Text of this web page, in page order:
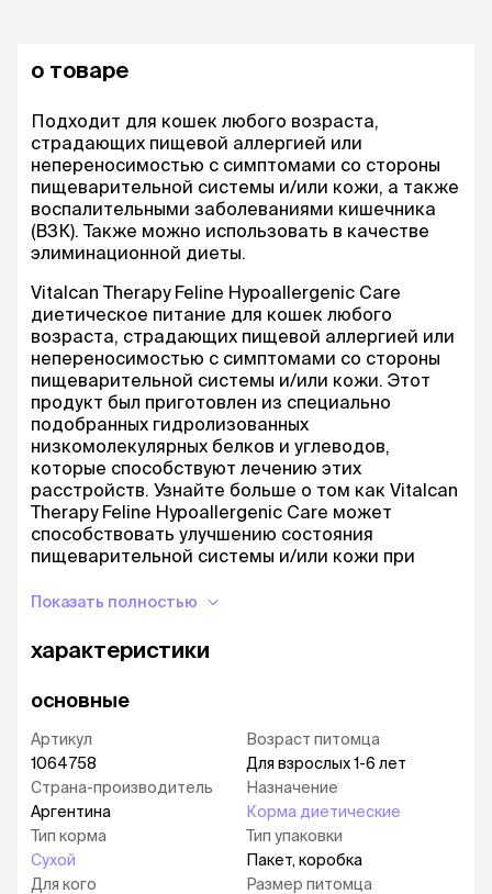
о товаре
Подходит для кошек любого возраста,
страдающих пищевой аллергией или
непереносимостью с симптомами со стороны
пищеварительной системы и/или кожи, а также
воспалительными заболеваниями кишечника
(ВЗК). Также можно использовать в качестве
элиминационной диеты.
Vitalcan Therapy Feline Hypoallergenic Care
диетическое питание для кошек любого
возраста, страдающих пищевой аллергией или
непереносимостью с симптомами со стороны
пищеварительной системы и/или кожи. Этот
продукт был приготовлен из специально
подобранных гидролизованных
низкомолекулярных белков и углеводов,
которые способствуют лечению этих
расстройств. Узнайте больше о том как Vitalcan
Therapy Feline Hypoallergenic Care может
способствовать улучшению состояния
пищеварительной системы и/или кожи при
способствует контролю аллергических
легкоусвояемые углеводы, такие как
картофельный крахмал и крахмал маниоки.
Омега-3 Плюс:Высокая концентрация
Омега-3, противовоспалительного
нутрицевтика, способствует здоровью кожи и
слизистой оболочки кишечника.
Показать полностью
характеристики
основные
Артикул
1064758
Страна-производитель
Аргентина
Тип корма
Сухой
Для кого
Возраст питомца
Для взрослых 1-6 лет
Назначение
Корма диетические
Тип упаковки
Пакет, коробка
Размер питомца